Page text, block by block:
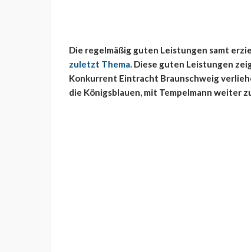
Die regelmäßig guten Leistungen samt
zuletzt Thema. Diese guten Leistungen
Konkurrent Eintracht Braunschweig
die Königsblauen, mit Tempelmann weiter